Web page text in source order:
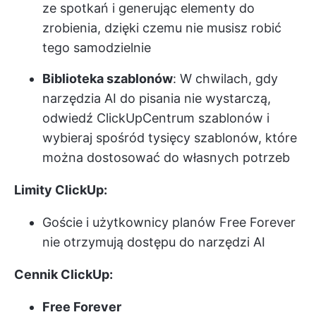
ze spotkań i generując elementy do
zrobienia, dzięki czemu nie musisz robić
tego samodzielnie
Biblioteka szablonów: W chwilach, gdy
narzędzia AI do pisania nie wystarczą,
odwiedź ClickUpCentrum szablonów i
wybieraj spośród tysięcy szablonów, które
można dostosować do własnych potrzeb
Limity ClickUp:
Goście i użytkownicy planów Free Forever
nie otrzymują dostępu do narzędzi AI
Cennik ClickUp:
Free Forever